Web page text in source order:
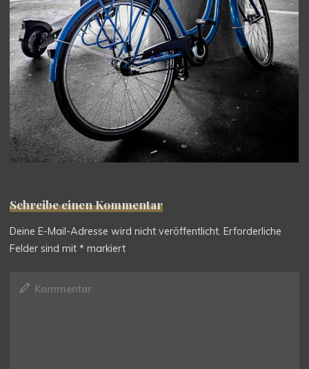
Schreibe einen Kommentar
Deine E-Mail-Adresse wird nicht veröffentlicht. Erforderliche
Felder sind mit* markiert